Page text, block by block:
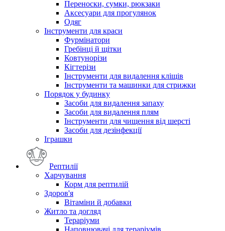
Переноски, сумки, рюкзаки
Аксесуари для прогулянок
Одяг
Інструменти для краси
Фурмінатори
Гребінці й щітки
Ковтунорізи
Кігтерізи
Інструменти для видалення кліщів
Інструменти та машинки для стрижки
Порядок у будинку
Засоби для видалення запаху
Засоби для видалення плям
Інструменти для чищення від шерсті
Засоби для дезінфекції
Іграшки
Рептилії
Харчування
Корм для рептилій
Здоров'я
Вітаміни й добавки
Житло та догляд
Тераріуми
Наповнювачі для тераріумів